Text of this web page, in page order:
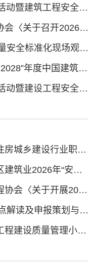
鄂尔多斯建筑业协会关于举办2026年度 “安全生产月”活动暨建筑工程安全生产标准化指导及应用专题讲座的通知
鄂尔多斯建筑业协会关于转发《关于转发中国建筑业协会〈关于召开2026建筑企业出海高质量发展交流会的通知〉的通知》的函
鄂尔多斯建筑业协会关于召开2026年全市建设工程质量安全标准化现场观摩会的通知
鄂尔多斯建筑业协会关于转发《关于推荐申报“2024～2028”年度中国建筑装饰协会中国建筑工程装饰奖评选工作的通知》的函
鄂尔多斯建筑业协会关于举办2026年度 “安全生产月”活动暨建设工程安全生产公益培训的通知
鄂尔多斯建筑业协会关于转发《关于组织第二届全国住房城乡建设行业职业技能大赛相关工种选手选拔推荐工作的通知》的函
鄂尔多斯建筑业协会关于转发《关于开展内蒙古自治区建筑业2026年“安全生产月”活动的通知》的函
鄂尔多斯建筑业协会关于转发《关于转发中国市政工程协会〈关于开展2026年度市政工程质量管理小组活动成果申报工作的通知〉的通知》的函
关于举办2026年鄂尔多斯市建筑施工企业资质政策热点解读及申报策划与实操培训班的通知
鄂尔多斯建筑业协会关于转发《关于推荐参加国家级工程建设质量管理小组活动成果竞赛的通知》的通知